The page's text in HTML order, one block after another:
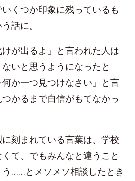
くつか印象に残っているも
話に。
けが出るよ」と言われた人は
いと思うようになったと
か一つ見つけなさい」と言
かるまで自信がもてなかっ
刻まれている言葉は、学校
て、でもみんなと違うこと
……とメソメソ相談したとき